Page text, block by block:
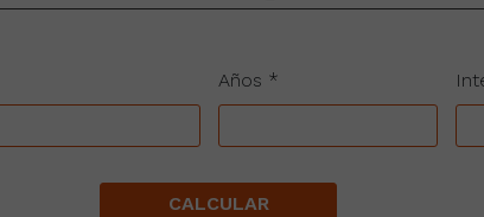
Años *
CALCULAR